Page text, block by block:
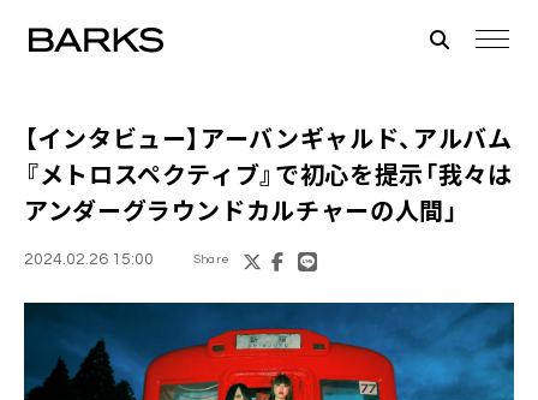
【インタビュー】アーバンギャルド、アルバム
『メトロスペクティブ』で初心を提示「我々は
アンダーグラウンドカルチャーの人間」
2024.02.26 15:00 Share